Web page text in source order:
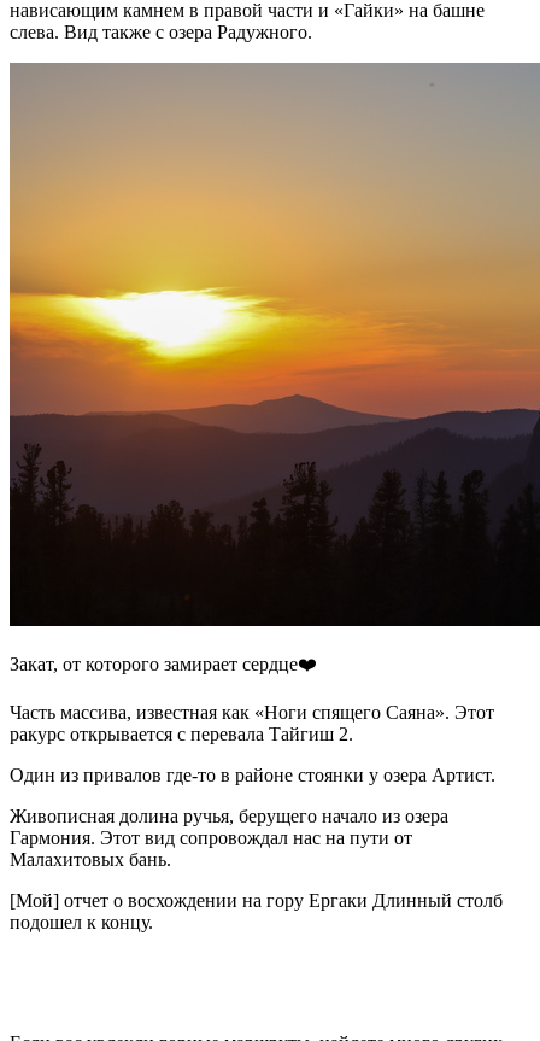
нависающим камнем в правой части и «Гайки» на башне
слева. Вид также с озера Радужного.
Закат, от которого замирает сердце❤️
Часть массива, известная как «Ноги спящего Саяна». Этот
ракурс открывается с перевала Тайгиш 2.
Один из привалов где-то в районе стоянки у озера Артист.
Живописная долина ручья, берущего начало из озера
Гармония. Этот вид сопровождал нас на пути от
Малахитовых бань.
[Мой] отчет о восхождении на гору Ергаки Длинный столб
подошел к концу.